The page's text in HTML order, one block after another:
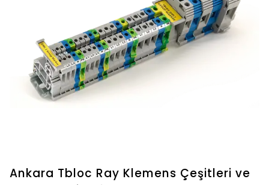
Ankara Tbloc Ray Klemens Çeşitleri ve